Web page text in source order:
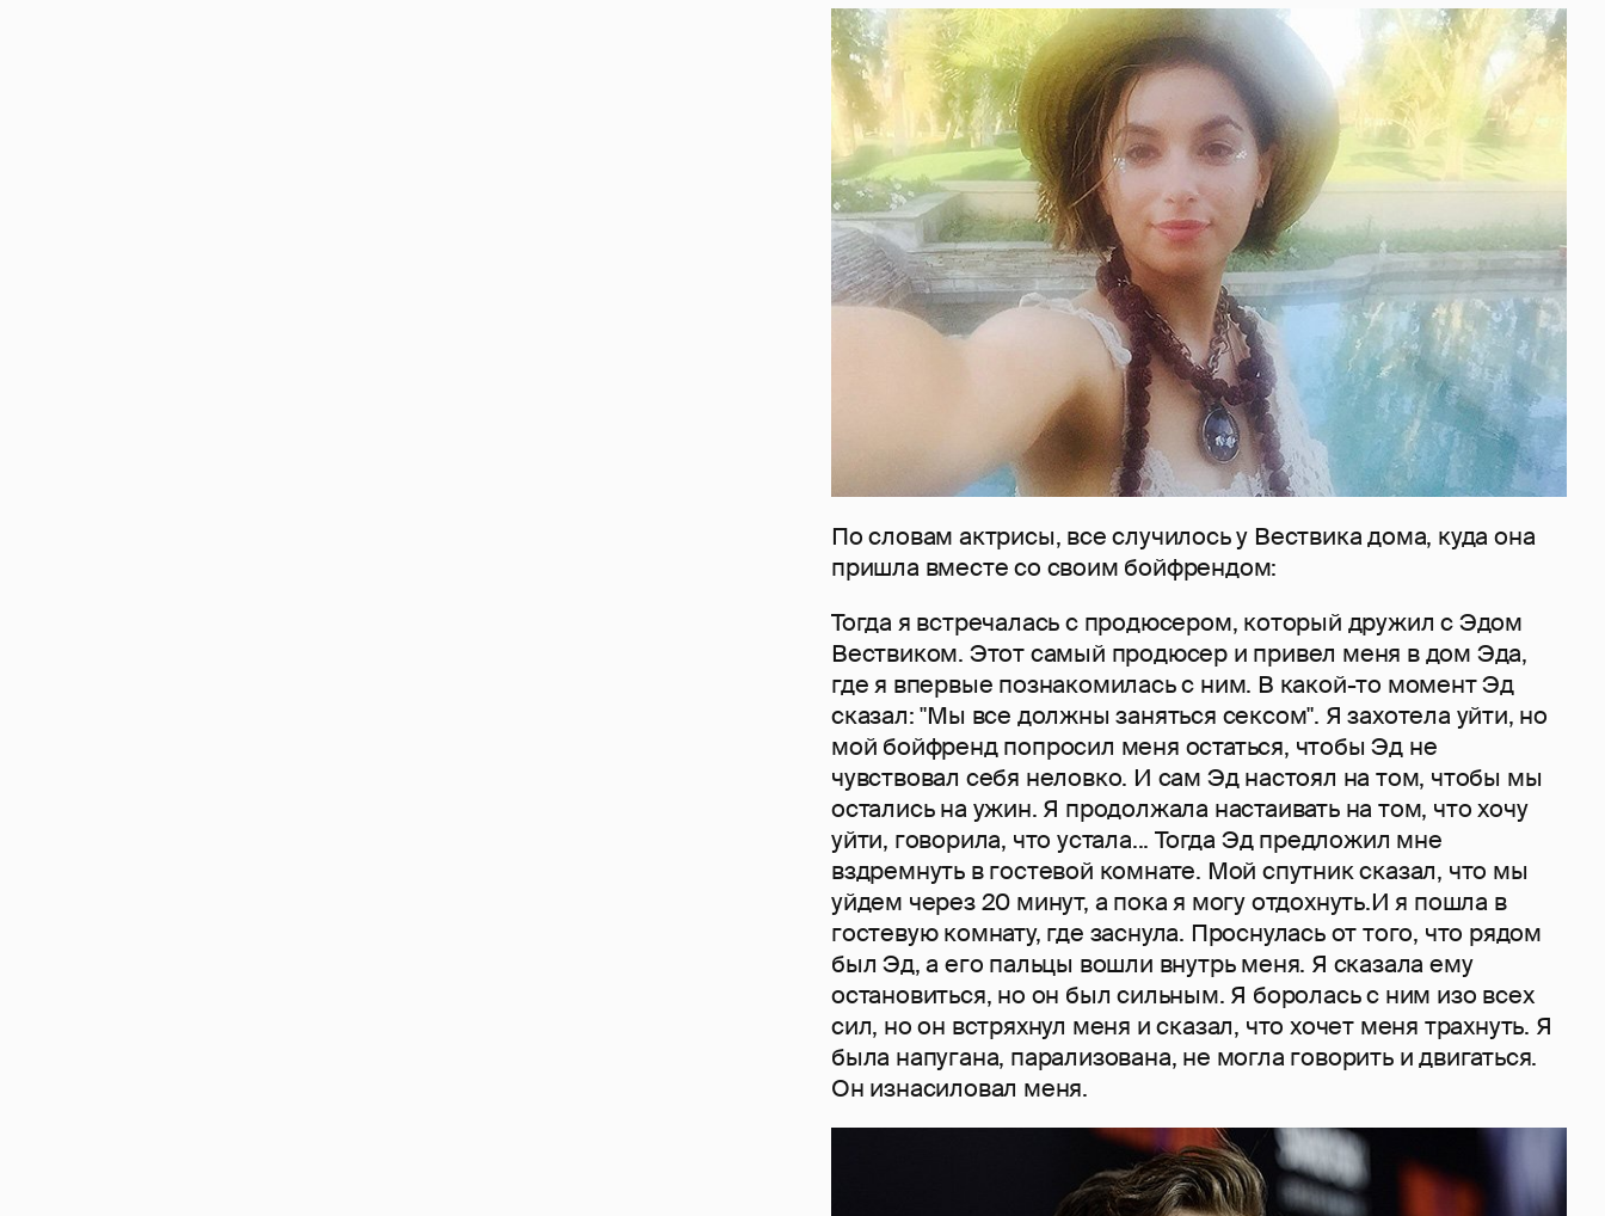
По словам актрисы, все случилось у Вествика дома, куда она
пришла вместе со своим бойфрендом:
Тогда я встречалась с продюсером, который дружил с Эдом
Вествиком. Этот самый продюсер и привел меня в дом Эда,
где я впервые познакомилась с ним. В какой-то момент Эд
сказал: "Мы все должны заняться сексом". Я захотела уйти, но
мой бойфренд попросил меня остаться, чтобы Эд не
чувствовал себя неловко. И сам Эд настоял на том, чтобы мы
остались на ужин. Я продолжала настаивать на том, что хочу
уйти, говорила, что устала... Тогда Эд предложил мне
вздремнуть в гостевой комнате. Мой спутник сказал, что мы
уйдем через 20 минут, а пока я могу отдохнуть.И я пошла в
гостевую комнату, где заснула. Проснулась от того, что рядом
был Эд, а его пальцы вошли внутрь меня. Я сказала ему
остановиться, но он был сильным. Я боролась с ним изо всех
сил, но он встряхнул меня и сказал, что хочет меня трахнуть. Я
была напугана, парализована, не могла говорить и двигаться.
Он изнасиловал меня.